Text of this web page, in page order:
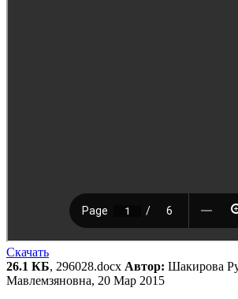
Скачать
26.1 КБ, 296028.docx Автор: Шакирова
Мавлемзяновна, 20 Мар 2015